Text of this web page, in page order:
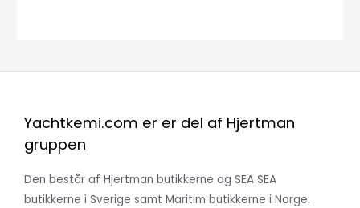
Yachtkemi.com er er del af Hjertman
gruppen
Den består af Hjertman butikkerne og SEA SEA
butikkerne i Sverige samt Maritim butikkerne i Norge.